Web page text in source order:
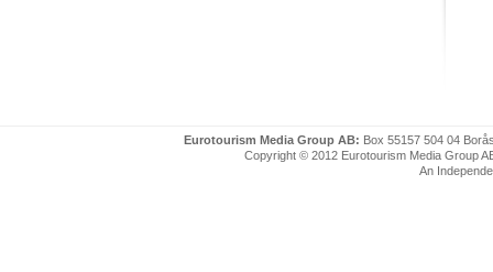
Eurotourism Media Group AB: Box 55157 504 04
Copyright © 2012 Eurotourism Media Group
An